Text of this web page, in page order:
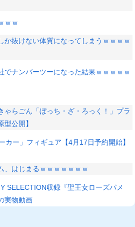
ｗｗ
か抜けない体質になってしまうｗｗｗｗ
でナンバーツーになった結果ｗｗｗｗｗ
ゃらごん「ぼっち・ざ・ろっく！」プラ
公開】
カー」フィギュア【4月17日予約開始】
、はじまるｗｗｗｗｗｗｗ
SELECTION収録『聖王女ローズパメ
実物動画